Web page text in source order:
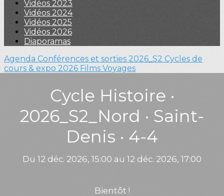
Vidéos 2023
Vidéos 2024
Vidéos 2025
Vidéos 2026
Diaporamas
Agenda Conférences et sorties 2026_S2 Cycles de
cours & expo 2026 Films Voyages
Cycle Histoire ·
2026_S2_Nord · Saint-
Denis · 4-4
Du 12 déc. 2026, 15:00 au 12 déc. 2026, 17:00
Bientôt !